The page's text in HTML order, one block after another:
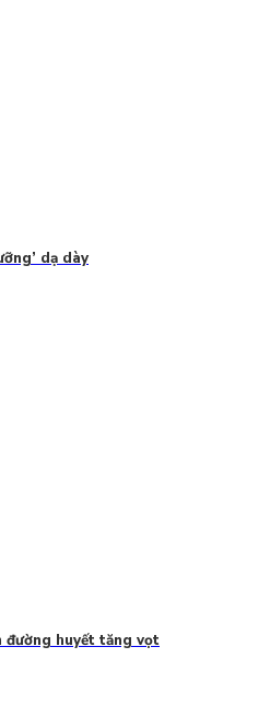
dạ dày
đường huyết tăng vọt